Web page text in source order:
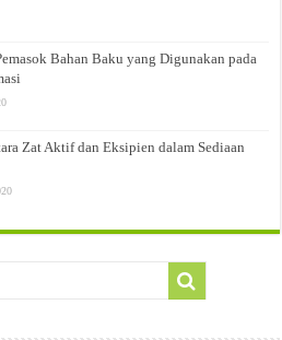
Bahan Baku yang Digunakan pada
Zat Aktif dan Eksipien dalam Sediaan